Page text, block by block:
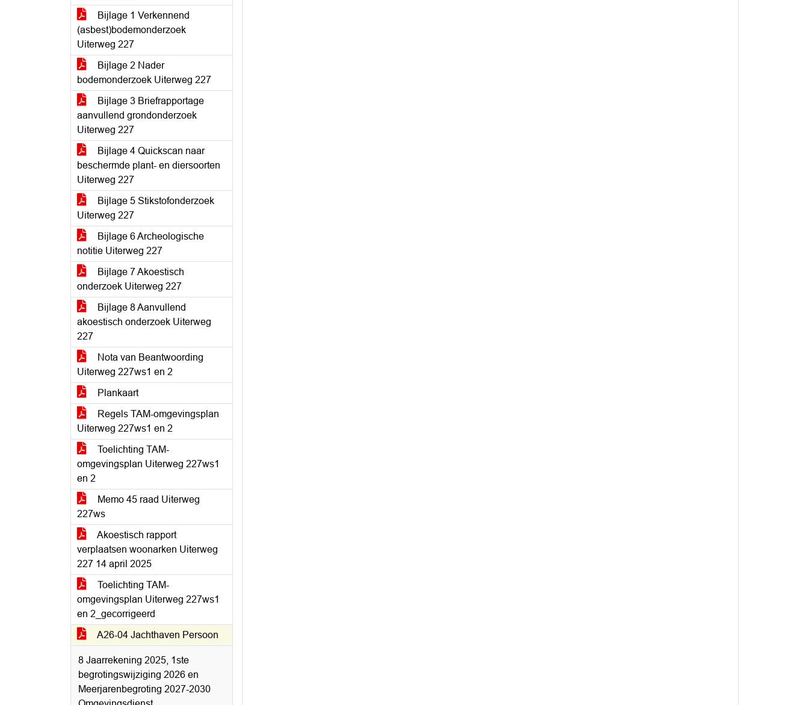
Bijlage 1 Verkennend
(asbest)bodemonderzoek
Uiterweg 227
Bijlage 2 Nader
bodemonderzoek Uiterweg 227
Bijlage 3 Briefrapportage
aanvullend grondonderzoek
Uiterweg 227
Bijlage 4 Quickscan naar
beschermde plant- en diersoorten
Uiterweg 227
Bijlage 5 Stikstofonderzoek
Uiterweg 227
Bijlage 6 Archeologische
notitie Uiterweg 227
Bijlage 7 Akoestisch
onderzoek Uiterweg 227
Bijlage 8 Aanvullend
akoestisch onderzoek Uiterweg
227
Nota van Beantwoording
Uiterweg 227ws1 en 2
Plankaart
Regels TAM-omgevingsplan
Uiterweg 227ws1 en 2
Toelichting TAM-
omgevingsplan Uiterweg 227ws1
en 2
Memo 45 raad Uiterweg
227ws
Akoestisch rapport
verplaatsen woonarken Uiterweg
227 14 april 2025
Toelichting TAM-
omgevingsplan Uiterweg 227ws1
en 2_gecorrigeerd
A26-04 Jachthaven Persoon
8 Jaarrekening 2025, 1ste
begrotingswijziging 2026 en
Meerjarenbegroting 2027-2030